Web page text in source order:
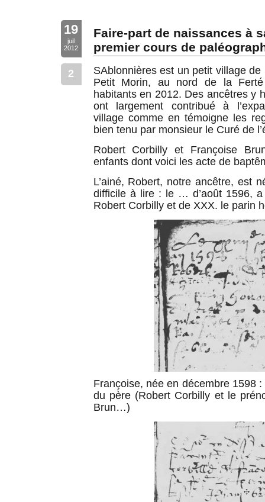
19
juil
2012
2
Faire-part de naissances à
premier cours de
SAblonnières est un petit village
Petit Morin, au nord de la
habitants en 2012. Des ancêtres y
ont largement contribué à
village comme en témoigne les
bien tenu par monsieur le Curé de
Robert Corbilly et Françoise
enfants dont voici les acte de
L’ainé, Robert, notre ancêtre, est
difficile à lire : le … d’août 1596,
Robert Corbilly et de XXX. le parin
Françoise, née en décembre 1598
du père (Robert Corbilly et le
Brun…)